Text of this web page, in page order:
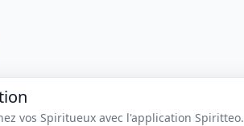
vos Spiritueux avec l'application Spiritteo.